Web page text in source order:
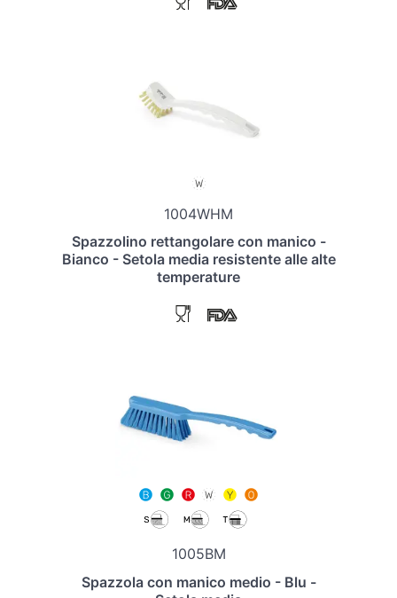
1004WHM
Spazzolino rettangolare con manico -
Bianco - Setola media resistente alle alte
temperature
1005BM
Spazzola con manico medio - Blu -